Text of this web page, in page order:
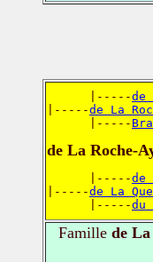
      |-----
de
|-----de La
      |-----
de La Roche-
      |-----
de
|-----de La
      |-----
du
Famille de